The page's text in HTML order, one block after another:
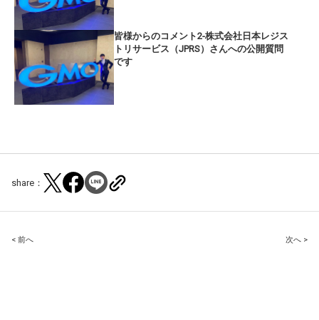
皆様からのコメント2-株式会社日本レジス
トリサービス（JPRS）さんへの公開質問
です
share：
Post
< 前へ 次へ >